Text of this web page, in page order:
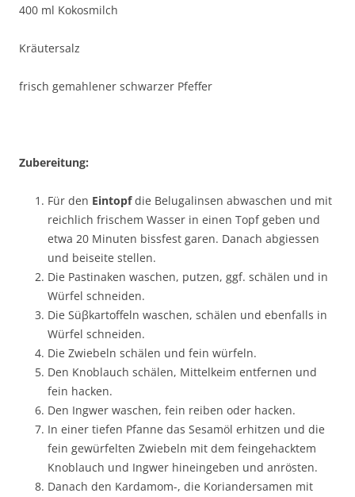
400 ml Kokosmilch
Kräutersalz
frisch gemahlener schwarzer Pfeffer
Zubereitung:
Für den Eintopfdie Belugalinsen abwaschen und mit
reichlich frischem Wasser in einen Topf geben und
etwa 20 Minuten bissfest garen. Danach abgiessen
und beiseite stellen.
Die Pastinaken waschen, putzen, ggf. schälen und in
Würfel schneiden.
Die Süβkartoffeln waschen, schälen und ebenfalls in
Würfel schneiden.
Die Zwiebeln schälen und fein würfeln.
Den Knoblauch schälen, Mittelkeim entfernen und
fein hacken.
Den Ingwer waschen, fein reiben oder hacken.
In einer tiefen Pfanne das Sesamöl erhitzen und die
fein gewürfelten Zwiebeln mit dem feingehacktem
Knoblauch und Ingwer hineingeben und anrösten.
Danach den Kardamom-, die Koriandersamen mit